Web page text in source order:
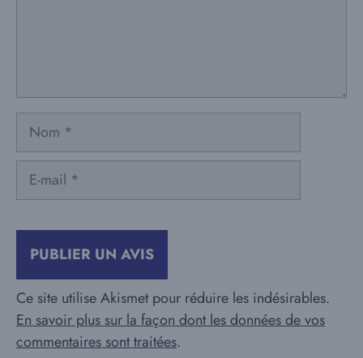
Nom
Ce site utilise Akismet pour réduire les indésirables.
En savoir plus sur la façon dont les données de vos
commentaires sont traitées.